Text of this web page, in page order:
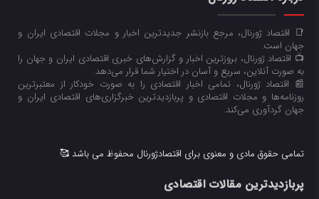
📑 اقتصاد ژورنال، مرجع بازنشر جدیدترین اخبار و مجلات اقتصادی ایران و
جهان است.
📺 اقتصاد ژورنال، بروزترین اخبار و گزارش‌های خبری اقتصادی ایران و جهان را
به صورت آنلاین، سریع و آسان در اختیار شما قرار می‌‌دهد.
📰 اقتصاد ژورنال، تمامی اخبار اقتصادی را به صورت خودکار از معتبرترین
روزنامه‌ها و مجلات اقتصادی و پربازدیدترین خبرگزاری‌های اقتصادی ایران و
جهان گردآوری می‌کند.
تمامی حقوق مادی و معنوی برای اقتصادژورنال محفوظ می باشد 🥰
پربازدیدترین مقالات اقتصادی